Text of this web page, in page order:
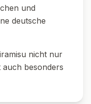
frische
dazu
ist das
als